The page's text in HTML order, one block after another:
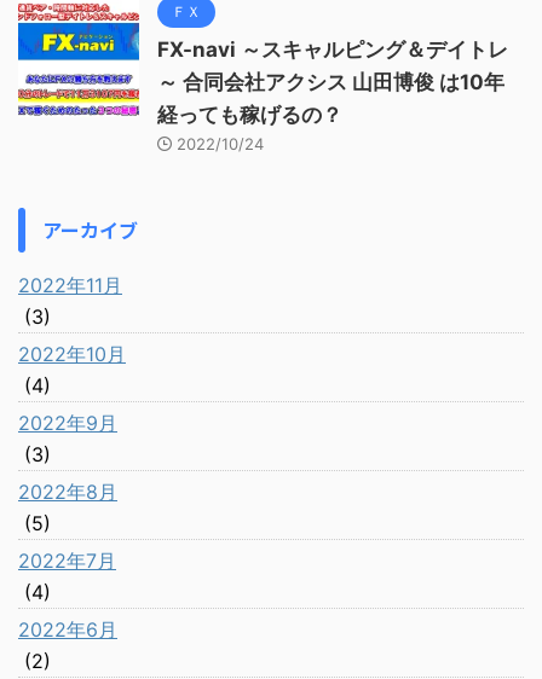
ＦＸ
FX-navi ～スキャルピング＆デイトレ
～ 合同会社アクシス 山田博俊 は10年
経っても稼げるの？
2022/10/24
アーカイブ
2022年11月
(3)
2022年10月
(4)
2022年9月
(3)
2022年8月
(5)
2022年7月
(4)
2022年6月
(2)